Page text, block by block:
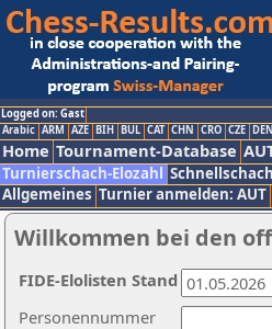
Logged on: Gast
Arabic ARM AZE BIH BUL CAT CHN CRO CZE DEN
Home Tournament-Database
Turnierschach-Elozahl
Allgemeines Turnier anmelden: AUT
Willkommen bei den
Personennummer
FIDE-Elolisten Stand